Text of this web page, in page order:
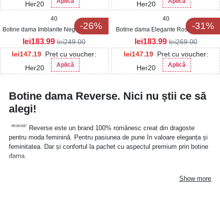
Her20 Her20
-26%
40
Botine dama Imblanite Negre din Piele
Ecologica Intoarsa Tarma
lei147.19 Pret cu voucher:
Her20
Aplică
lei183.99 lei249.00
-31%
40
Botine dama Elegante Rosii din Piele
Ecologica Intoarsa Zaraya
lei147.19 Pret cu voucher:
Her20
Aplică
lei183.99 lei269.00
Botine dama Reverse. Nici nu știi ce să
alegi!
Reverse este un brand 100% românesc creat din dragoste
pentru moda feminină. Pentru pasiunea de pune în valoare eleganța și
feminitatea. Dar și confortul la pachet cu aspectul premium prin botine
dama.
Astfel, am apărut pe piață în urmă cu zece ani ca un mic magazin
online de încălțăminte. Între timp, am crescut ca eroii din basme. Atât
Show more